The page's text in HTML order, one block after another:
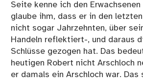
Seite kenne ich den
glaube ihm, dass er in den
nicht sogar Jahrzehnten, über
Handeln reflektiert-, und daraus
Schlüsse gezogen hat. Das
heutigen Robert nicht Arschloch
er damals ein Arschloch war. Das